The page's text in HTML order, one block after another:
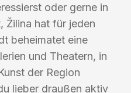
oder gerne in
Žilina hat für jeden
beheimatet eine
und Theatern, in
der Region
lieber draußen aktiv